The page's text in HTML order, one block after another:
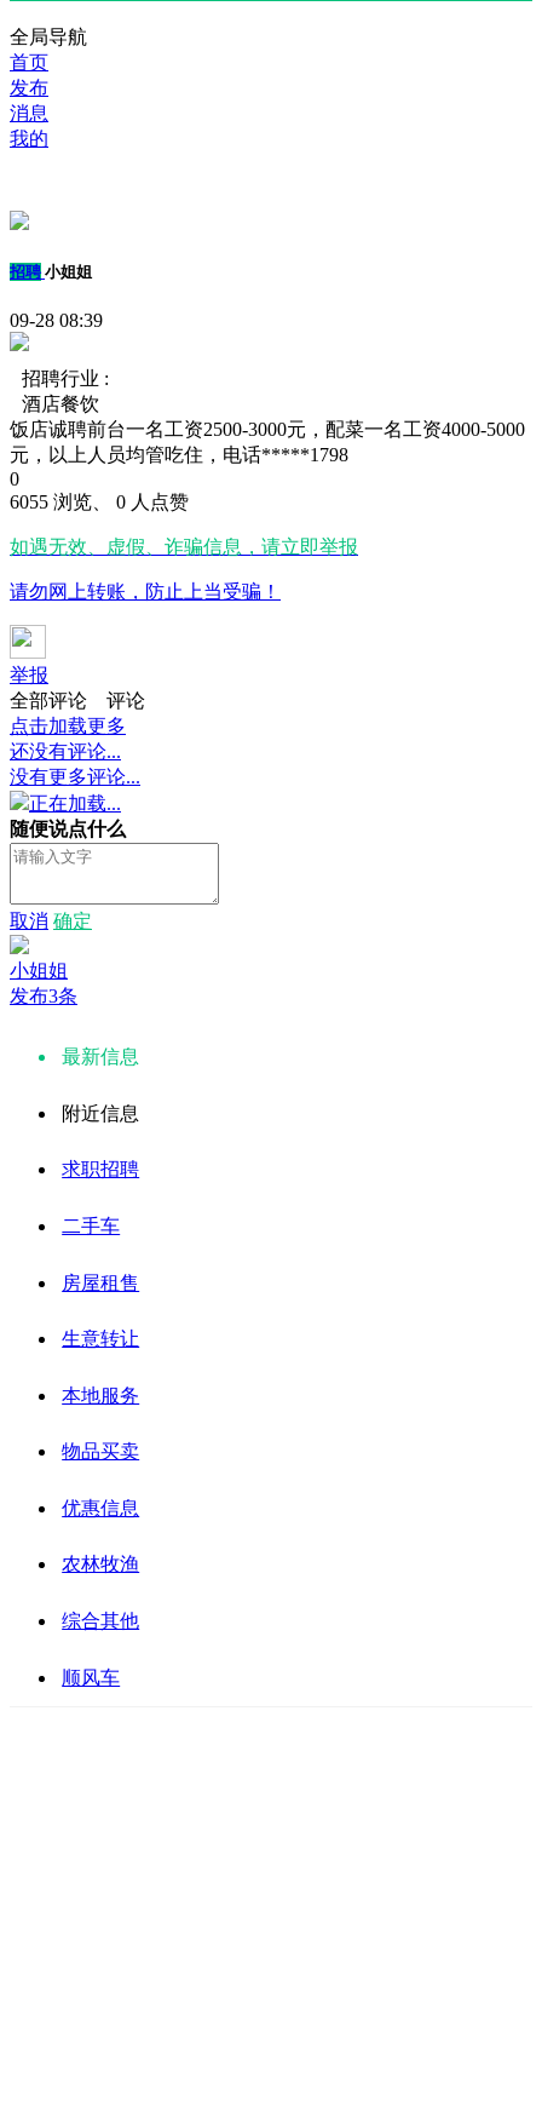
全局导航
首页
发布
消息
我的
招聘 小姐姐
09-28 08:39
招聘行业 :
酒店餐饮
饭店诚聘前台一名工资2500-3000元，配菜一名工资4000-5000
元，以上人员均管吃住，电话*****1798
0
6055 浏览、 0 人点赞
如遇无效、虚假、诈骗信息，请立即举报
请勿网上转账，防止上当受骗！
举报
全部评论
评论
点击加载更多
还没有评论...
没有更多评论...
正在加载...
随便说点什么
取消 确定
小姐姐
发布3条
最新信息
附近信息
求职招聘
二手车
房屋租售
生意转让
本地服务
物品买卖
优惠信息
农林牧渔
综合其他
顺风车